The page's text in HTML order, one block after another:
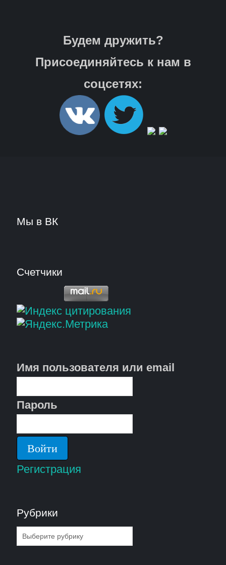
Будем дружить?
Присоединяйтесь к нам в
соцсетях:
Мы в ВК
Счетчики
Имя пользователя или email
Пароль
Регистрация
Рубрики
Рубрики